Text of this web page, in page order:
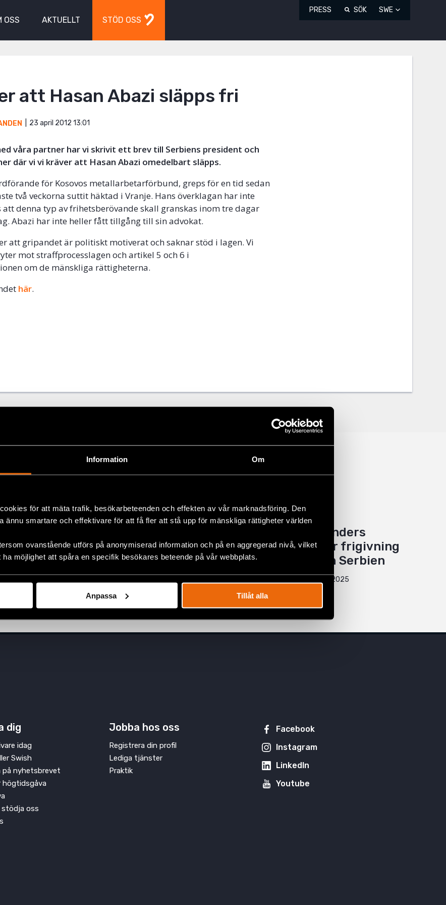
Information Om
för att mäta trafik, besökarbeteenden och effekten av vår marknadsföring. Den
ännu smartare och effektivare för att få fler att stå upp för mänskliga rättigheter världen
ovanstående utförs på anonymiserad information och på en aggregerad nivå, vilket
möjlighet att spåra en specifik besökares beteende på vår webbplats.
Anpassa Tillåt alla
OSS AKTUELLT STÖD OSS
PRESS SÖK SWE
att Hasan Abazi släpps fri
23 april 2012 13:01
våra partner har vi skrivit ett brev till Serbiens president och
där vi vi kräver att Hasan Abazi omedelbart släpps.
för Kosovos metallarbetarförbund, greps för en tid sedan
två veckorna suttit häktad i Vranje. Hans överklagan har inte
att denna typ av frihetsberövande skall granskas inom tre dagar
Abazi har inte heller fått tillgång till sin advokat.
att gripandet är politiskt motiverat och saknar stöd i lagen. Vi
mot straffprocesslagen och artikel 5 och 6 i
om de mänskliga rättigheterna.
här.
polisvåld i Serbien
Civil Rights Defenders
kräver omedelbar frigivning
av aktivister från Serbien
16 maj 2025
dig
idag
Swish
på nyhetsbrevet
högtidsgåva
oss
Jobba hos oss
Registrera din profil
Lediga tjänster
Praktik
Facebook
Instagram
LinkedIn
Youtube